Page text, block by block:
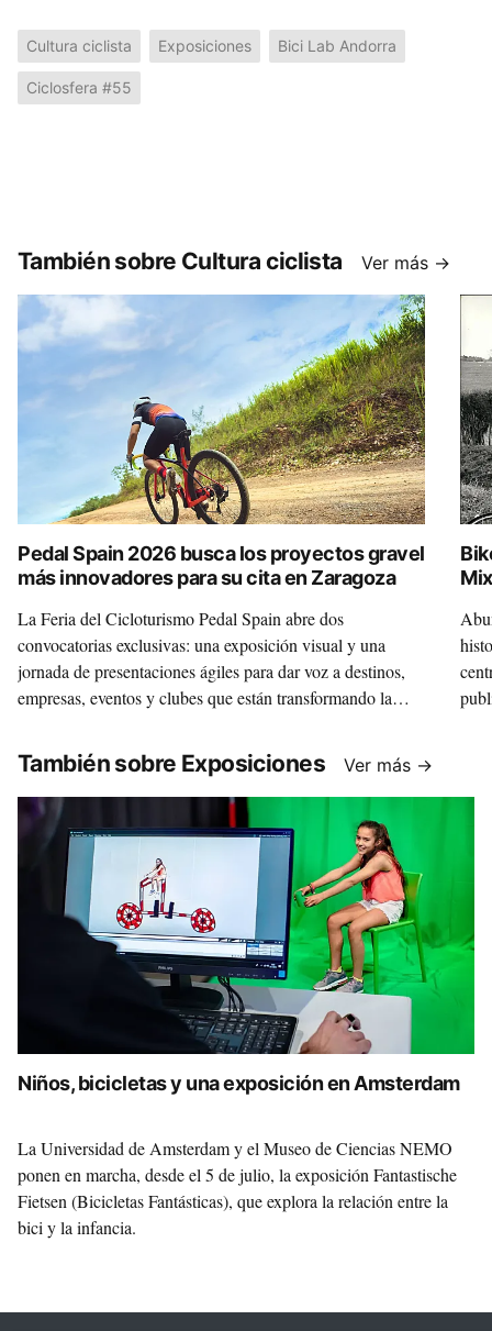
Cultura ciclista Exposiciones Bici Lab Andorra
Ciclosfera #55
También sobre Cultura ciclista Ver más →
Pedal Spain 2026 busca los proyectos gravel
más innovadores para su cita en Zaragoza
La Feria del Cicloturismo Pedal Spain abre dos
convocatorias exclusivas: una exposición visual y una
jornada de presentaciones ágiles para dar voz a destinos,
empresas, eventos y clubes que están transformando la
que
También sobre Exposiciones Ver más →
Niños, bicicletas y una exposición en Amsterdam
La Universidad de Amsterdam y el Museo de Ciencias NEMO
ponen en marcha, desde el 5 de julio, la exposición Fantastische
Fietsen (Bicicletas Fantásticas), que explora la relación entre la
bici y la infancia.